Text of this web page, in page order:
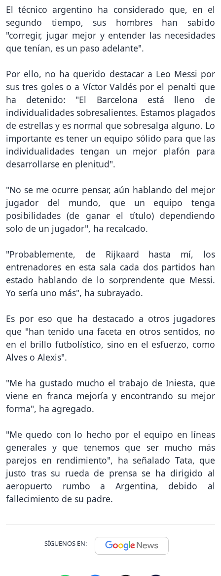
El técnico argentino ha considerado que, en el
segundo tiempo, sus hombres han sabido
"corregir, jugar mejor y entender las necesidades
que tenían, es un paso adelante".
Por ello, no ha querido destacar a Leo Messi por
sus tres goles o a Víctor Valdés por el penalti que
ha detenido: "El Barcelona está lleno de
individualidades sobresalientes. Estamos plagados
de estrellas y es normal que sobresalga alguno. Lo
importante es tener un equipo sólido para que las
individualidades tengan un mejor plafón para
desarrollarse en plenitud".
"No se me ocurre pensar, aún hablando del mejor
jugador del mundo, que un equipo tenga
posibilidades (de ganar el título) dependiendo
solo de un jugador", ha recalcado.
"Probablemente, de Rijkaard hasta mí, los
entrenadores en esta sala cada dos partidos han
estado hablando de lo sorprendente que Messi.
Yo sería uno más", ha subrayado.
Es por eso que ha destacado a otros jugadores
que "han tenido una faceta en otros sentidos, no
en el brillo futbolístico, sino en el esfuerzo, como
Alves o Alexis".
"Me ha gustado mucho el trabajo de Iniesta, que
viene en franca mejoría y encontrando su mejor
forma", ha agregado.
"Me quedo con lo hecho por el equipo en líneas
generales y que tenemos que ser mucho más
parejos en rendimiento", ha señalado Tata, que
justo tras su rueda de prensa se ha dirigido al
aeropuerto rumbo a Argentina, debido al
fallecimiento de su padre.
SÍGUENOS EN: